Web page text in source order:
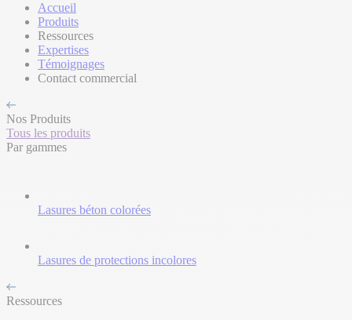
Accueil
Produits
Ressources
Expertises
Témoignages
Contact commercial
Nos Produits
Tous les produits
Par gammes
Lasures béton colorées
Lasures de protections incolores
Ressources